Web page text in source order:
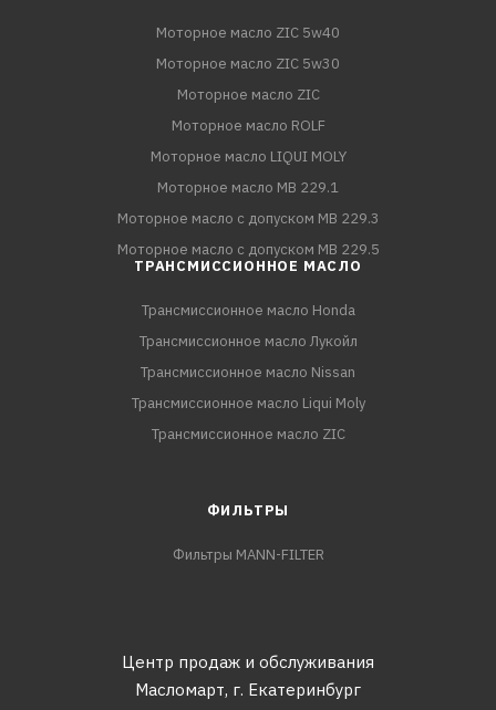
Моторное масло ZIC 5w40
Моторное масло ZIC 5w30
Моторное масло ZIC
Моторное масло ROLF
Моторное масло LIQUI MOLY
Моторное масло MB 229.1
Моторное масло с допуском MB 229.3
Моторное масло с допуском MB 229.5
ТРАНСМИССИОННОЕ МАСЛО
Трансмиссионное масло Honda
Трансмиссионное масло Лукойл
Трансмиссионное масло Nissan
Трансмиссионное масло Liqui Moly
Трансмиссионное масло ZIC
ФИЛЬТРЫ
Фильтры MANN-FILTER
Центр продаж и обслуживания
Масломарт, г. Екатеринбург